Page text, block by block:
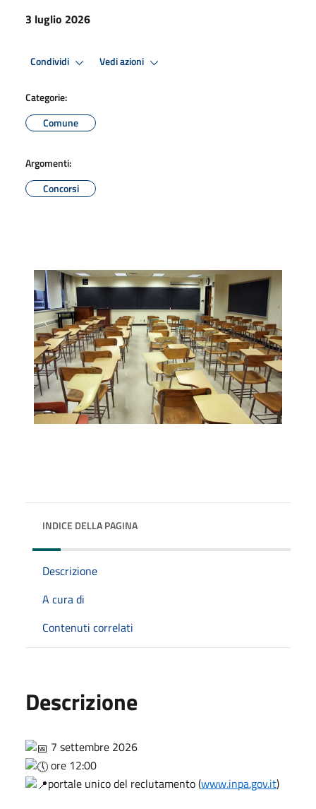
3 luglio 2026
Condividi Vedi azioni
Categorie:
Comune
Argomenti:
Concorsi
INDICE DELLA PAGINA
Descrizione
A cura di
Contenuti correlati
Descrizione
7 settembre 2026
ore 12:00
portale unico del reclutamento (www.inpa.gov.it)